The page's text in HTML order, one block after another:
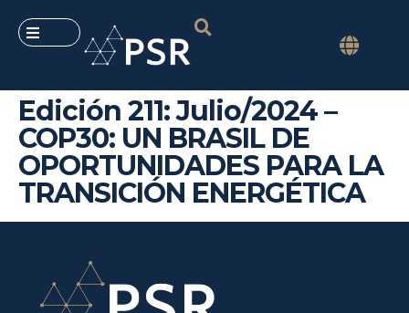
Edición 211: Julio/2024 –
COP30: UN BRASIL DE
OPORTUNIDADES PARA LA
TRANSICIÓN ENERGÉTICA